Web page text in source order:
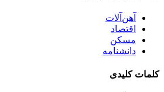
آهن‌آلات
اقتصاد
مسکن
دانشنامه
کلمات کلیدی